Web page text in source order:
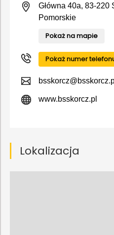
Główna 40a, 83-220
Pomorskie
Pokaż na mapie
Pokaż numer
www.bsskorcz.pl
Lokalizacja